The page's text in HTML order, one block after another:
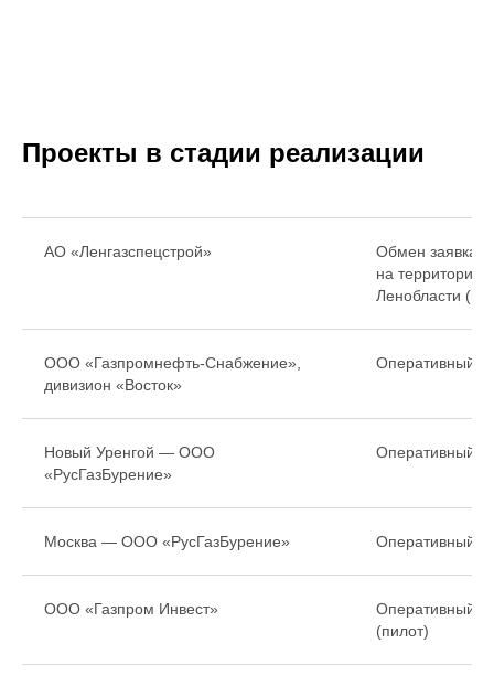
Проекты в стадии реализации
АО «Ленгазспецстрой»
Обмен
на территории
Ленобласти
ООО «Газпромнефть-Снабжение»,
дивизион «Восток»
Оперативный
Новый Уренгой — ООО
«РусГазБурение»
Оперативный
Москва — ООО «РусГазБурение» Оперативный
ООО «Газпром Инвест»
Оперативный
(пилот)